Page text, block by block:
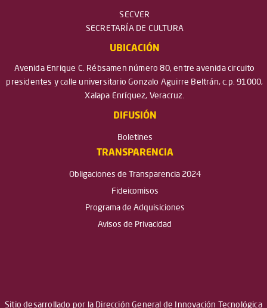
SECVER
SECRETARÍA DE CULTURA
UBICACIÓN
Avenida Enrique C. Rébsamen número 80, entre avenida circuito
presidentes y calle universitario Gonzalo Aguirre Beltrán, c.p. 91000,
Xalapa Enríquez, Veracruz.
DIFUSIÓN
Boletines
TRANSPARENCIA
Obligaciones de Transparencia 2024
Fideicomisos
Programa de Adquisiciones
Avisos de Privacidad
Sitio desarrollado por la Dirección General de Innovación Tecnológica